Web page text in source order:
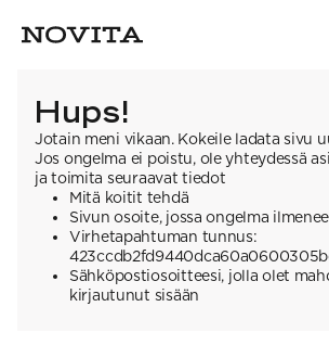
Hups!
Jotain meni vikaan. Kokeile ladata sivu
Jos ongelma ei poistu, ole yhteydessä
ja toimita seuraavat tiedot
Mitä koitit tehdä
Sivun osoite, jossa ongelma ilmenee
Virhetapahtuman tunnus:
Sähköpostiosoitteesi, jolla olet
kirjautunut sisään